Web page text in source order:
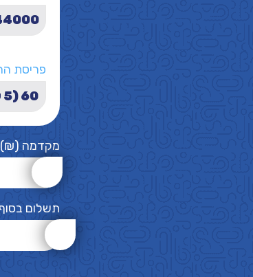
פריסת
מקדמה (₪)
תשלום